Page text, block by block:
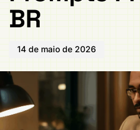
BR
14 de maio de 2026